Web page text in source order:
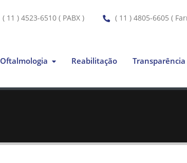
( 11 ) 4805-6605 (
( 11 ) 4523-6510 ( PABX )
Oftalmologia Reabilitação Transparência